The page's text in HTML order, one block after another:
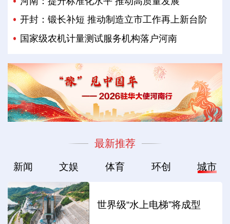
开封：锻长补短 推动制造立市工作再上新台阶
国家级农机计量测试服务机构落户河南
最新推荐
新闻 文娱 体育 环创 城市
世界级“水上电梯”将成型